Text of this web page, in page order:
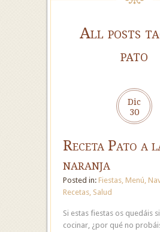
All posts
pato
Dic
30
Receta Pato a
naranja
Posted in: Fiestas, Menú,
Recetas, Salud
Si estas fiestas os quedáis
cocinar, ¿por qué no